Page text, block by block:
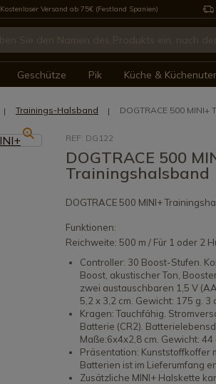
Kostenloser Versand ab 75€ (Festland Spanien)
Geschütze Pik Küche &
Trainings-Halsband DOGTRACE 500
REF: DG122
DOGTRACE 500
Trainingshalsband
DOGTRACE 500 MINI+
Funktionen:
Reichweite: 500 m / Für 1 oder 2
Controller: 30 Boost-Stufen.
Boost, akustischer Ton,
zwei austauschbaren 1,5 V
5,2 x 3,2 cm. Gewicht: 175 g. 3
Kragen: Tauchfähig.
Batterie (CR2).
Maße:6x4x2,8 cm. Gewicht: 44
Präsentation: Kunststoffkoffer
Batterien ist im Lieferumfang
Zusätzliche MINI+ Halskette